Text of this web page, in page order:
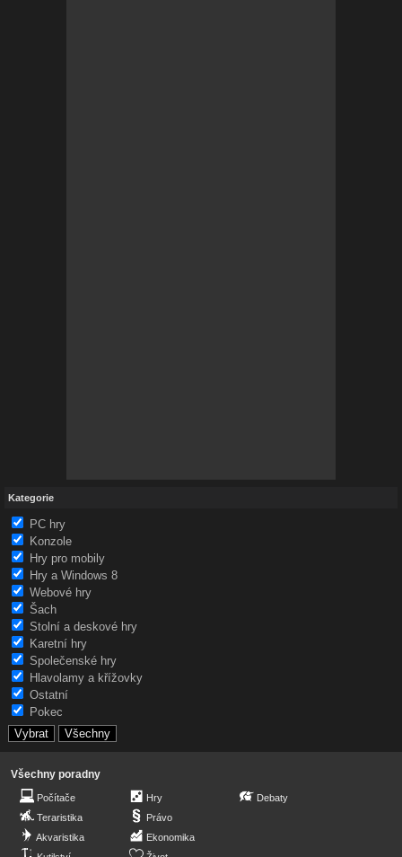
Kategorie
PC hry
Konzole
Hry pro mobily
Hry a Windows 8
Webové hry
Šach
Stolní a deskové hry
Karetní hry
Společenské hry
Hlavolamy a křížovky
Ostatní
Pokec
Všechny poradny
Počítače
Teraristika
Akvaristika
Hry
Právo
Ekonomika
Debaty